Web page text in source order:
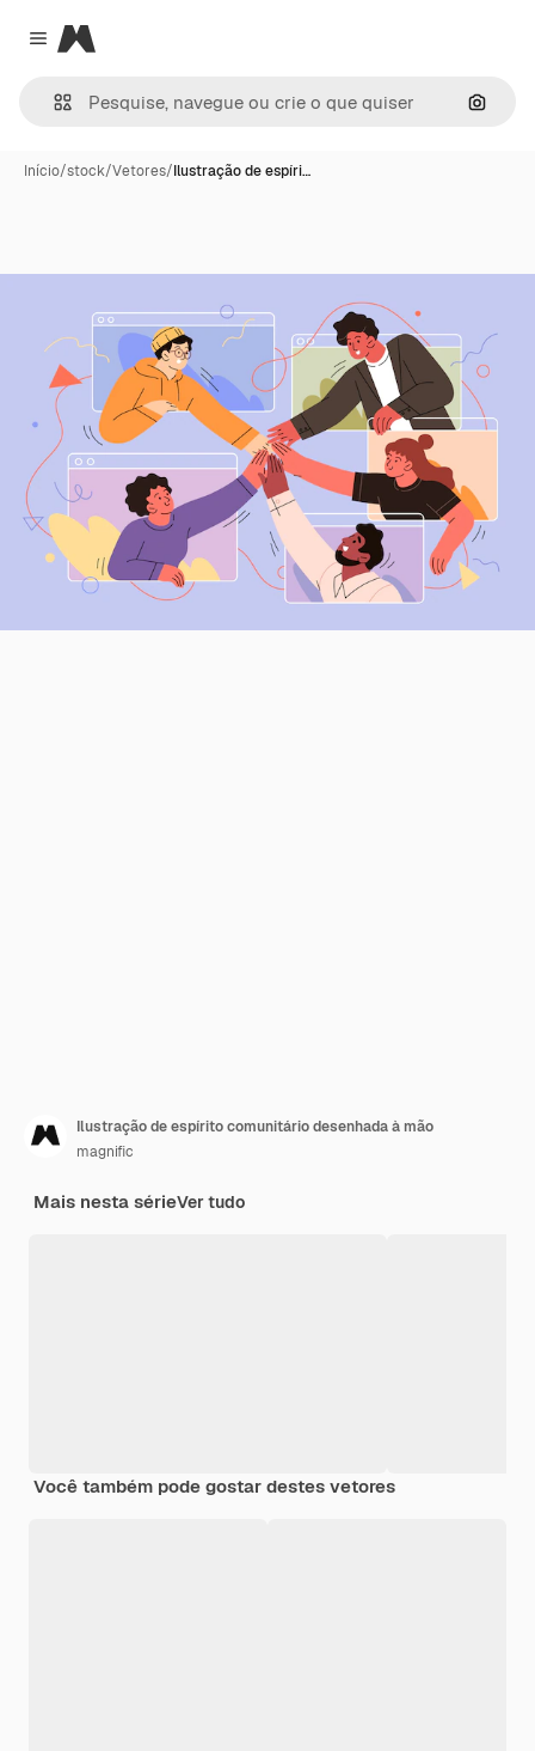
Close menu
Magnific
Início/stock/Vetores/Ilustração de espíri…
Ilustração de espírito comunitário desenhada à mão
magnific
Mais nesta sérieVer tudo
Você também pode gostar destes vetores